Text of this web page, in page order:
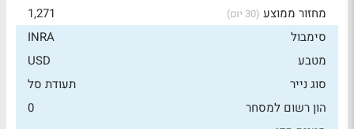
מחזור ממוצע (30 יום)
1,271
סימבול
INRA
מטבע
USD
סוג נייר
תעודת סל
הון רשום למסחר
0